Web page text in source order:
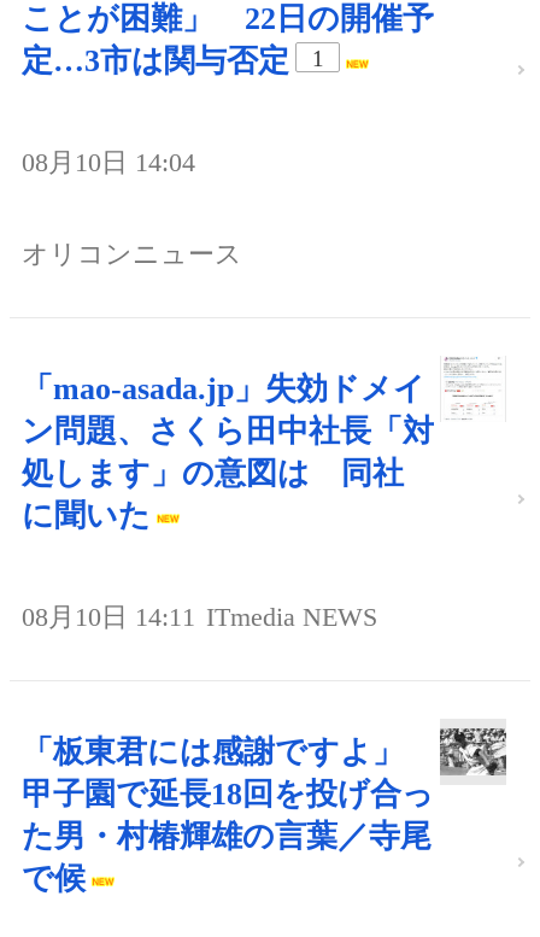
ことが困難」 22日の開催予
定…3市は関与否定
1
08月10日 14:04
オリコンニュース
「mao-asada.jp」失効ドメイ
ン問題、さくら田中社長「対
処します」の意図は 同社
に聞いた
08月10日 14:11 ITmedia NEWS
「板東君には感謝ですよ」
甲子園で延長18回を投げ合っ
た男・村椿輝雄の言葉／寺尾
で候